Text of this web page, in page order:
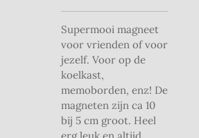
Supermooi magneet
voor vrienden of voor
jezelf. Voor op de
koelkast,
memoborden, enz! De
magneten zijn ca 10
bij 5 cm groot. Heel
erg leuk en altijd